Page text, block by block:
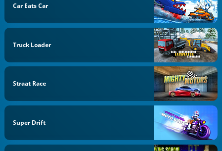
Car Eats Car
Truck Loader
Straat Race
Super Drift